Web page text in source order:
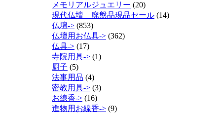
メモリアルジュエリー (20)
現代仏壇 廃盤品現品セール (14)
仏壇-> (853)
仏壇用お仏具-> (362)
仏具-> (17)
寺院用具-> (1)
厨子 (5)
法事用品 (4)
密教用具-> (3)
お線香-> (16)
進物用お線香-> (9)